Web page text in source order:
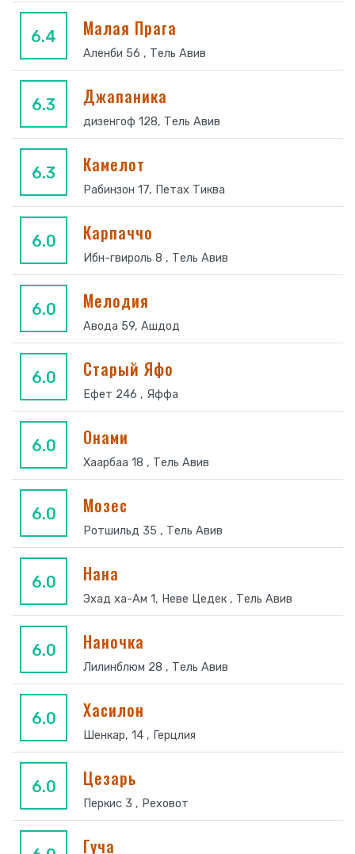
6.4 Малая Прага
Аленби 56 , Тель Авив
6.3 Джапаника
дизенгоф 128, Тель Авив
6.3 Камелот
Рабинзон 17, Петах Тиква
6.0 Карпаччо
Ибн-гвироль 8 , Тель Авив
6.0 Мелодия
Авода 59, Ашдод
6.0 Старый Яфо
Ефет 246 , Яффа
6.0 Онами
Хаарбаа 18 , Тель Авив
6.0 Мозес
Ротшильд 35 , Тель Авив
6.0 Нана
Эхад ха-Ам 1, Неве Цедек , Тель Авив
6.0 Наночка
Лилинблюм 28 , Тель Авив
6.0 Хасилон
Шенкар, 14 , Герцлия
6.0 Цезарь
Перкис 3 , Реховот
Гуча